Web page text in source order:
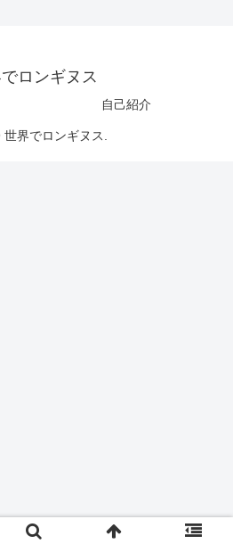
ロンギヌス
自己紹介
界でロンギヌス.